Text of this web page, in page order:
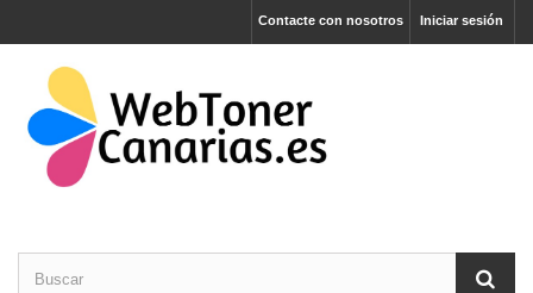
Iniciar sesión
Contacte con nosotros